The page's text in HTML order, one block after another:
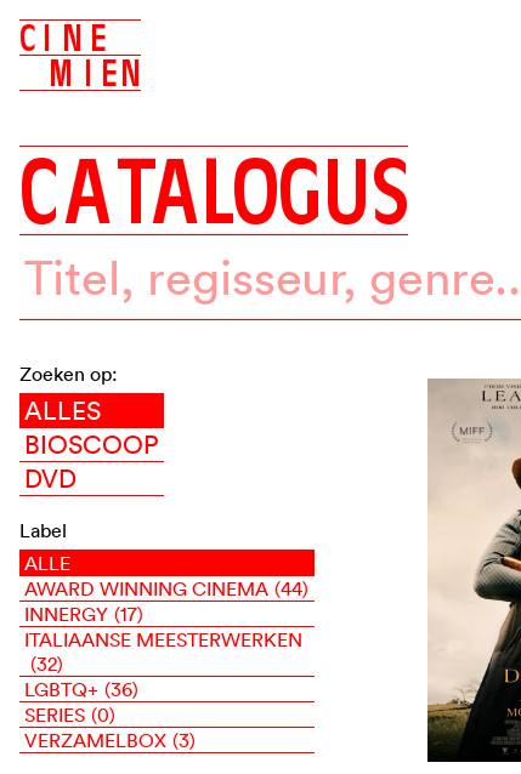
C I N E
M I EN
CATALOGUS
Zoeken op:
ALLES
BIOSCOOP
DVD
Label
ALLE
AWARD WINNING CINEMA (44)
INNERGY (17)
ITALIAANSE MEESTERWERKEN
(32)
LGBTQ+ (36)
SERIES (0)
VERZAMELBOX (3)